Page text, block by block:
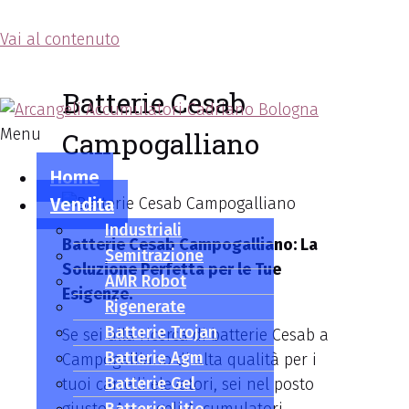
Vai al contenuto
Menu
Home
Vendita
Industriali
Semitrazione
AMR Robot
Rigenerate
Batterie Trojan
Batterie Agm
Batterie Gel
Batterie Cesab
Campogalliano
Batterie Cesab Campogalliano: La
Soluzione Perfetta per le Tue
Esigenze.
Se sei alla ricerca di batterie Cesab a
Campogalliano di alta qualità per i
tuoi carrelli elevatori, sei nel posto